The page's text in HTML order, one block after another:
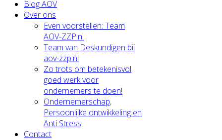
Blog AOV
Over ons
Even voorstellen: Team
AOV-ZZP.nl
Team van Deskundigen bij
aov-zzp.nl
Zo trots om betekenisvol
goed werk voor
ondernemers te doen!
Ondernemerschap,
Persoonlijke ontwikkeling en
Anti Stress
Contact